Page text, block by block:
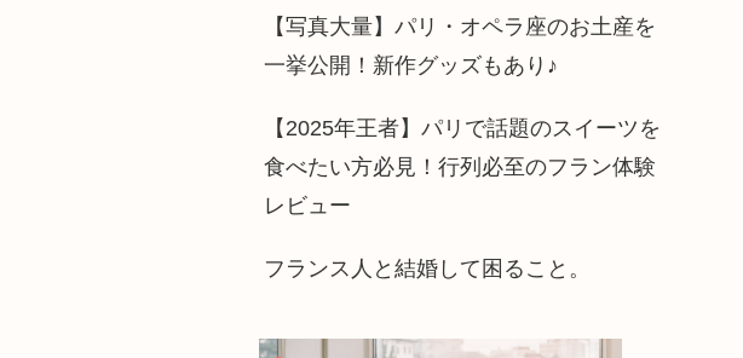
【写真大量】パリ・オペラ座のお土産を
一挙公開！新作グッズもあり♪
【2025年王者】パリで話題のスイーツを
食べたい方必見！行列必至のフラン体験
レビュー
フランス人と結婚して困ること。